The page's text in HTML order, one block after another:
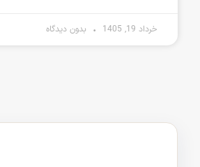
خرداد 19, 1405 بدون دیدگاه